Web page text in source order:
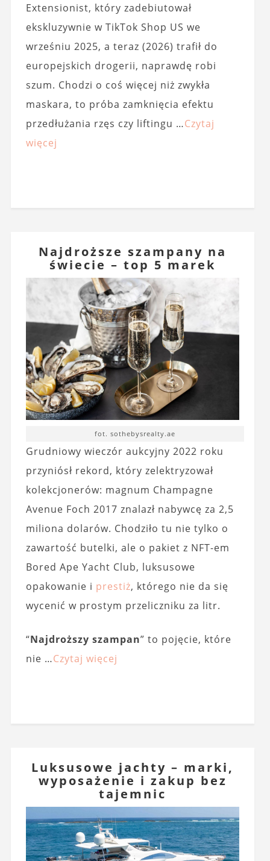
Extensionist, który zadebiutował
ekskluzywnie w TikTok Shop US we
wrześniu 2025, a teraz (2026) trafił do
europejskich drogerii, naprawdę robi
szum. Chodzi o coś więcej niż zwykła
maskara, to próba zamknięcia efektu
przedłużania rzęs czy liftingu …Czytaj
więcej
Najdroższe szampany na
świecie – top 5 marek
fot. sothebysrealty.ae
Grudniowy wieczór aukcyjny 2022 roku
przyniósł rekord, który zelektryzował
kolekcjonerów: magnum Champagne
Avenue Foch 2017 znalazł nabywcę za 2,5
miliona dolarów. Chodziło tu nie tylko o
zawartość butelki, ale o pakiet z NFT-em
Bored Ape Yacht Club, luksusowe
opakowanie i prestiż, którego nie da się
wycenić w prostym przeliczniku za litr.
“Najdroższy szampan” to pojęcie, które
nie …Czytaj więcej
Luksusowe jachty – marki,
wyposażenie i zakup bez
tajemnic